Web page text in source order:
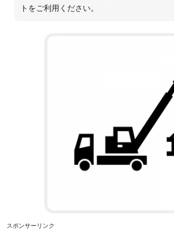
トをご利用ください。
スポンサーリンク